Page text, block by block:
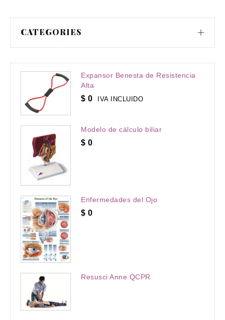
CATEGORIES
Expansor Benesta de Resistencia
Alta
$ 0 IVA INCLUIDO
Modelo de cálculo biliar
$ 0
Enfermedades del Ojo
$ 0
Resusci Anne QCPR